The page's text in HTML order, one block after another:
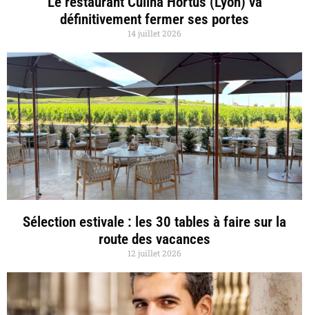
définitivement fermer ses portes
14 juillet 2026
Sélection estivale : les 30 tables à faire sur la
route des vacances
12 juillet 2026